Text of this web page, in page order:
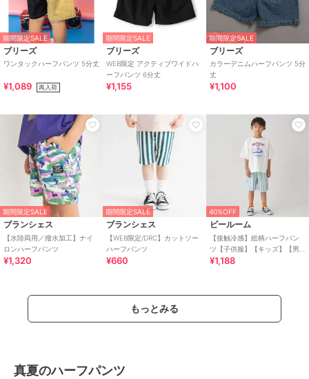
期間限定SALE
ブリーズ
ワンタックハーフパンツ 5分丈
¥1,089 再入荷
期間限定SALE
ブリーズ
WEB限定 アクティブワイドハ
ーフパンツ 6分丈
¥1,155
期間限定SALE
ブリーズ
カラーデニムハーフパンツ 5分
丈
¥1,100
期間限定SALE
ブランシェス
【水陸両用／撥水加工】ナイ
ロンハーフパンツ
¥1,320
期間限定SALE
ブランシェス
【WEB限定/DRC】カットソー
ハーフパンツ
¥660
40%OFF
ビールーム
【接触冷感】総柄ハーフパン
ツ【子供服】【キッズ】【男
の子】【女の子】
¥1,188
もっとみる
真夏のハーフパンツ